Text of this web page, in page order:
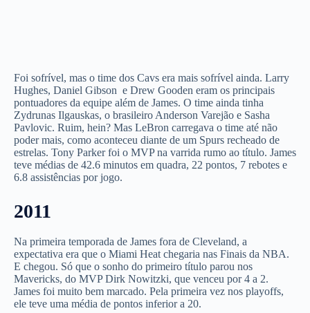
Foi sofrível, mas o time dos Cavs era mais sofrível ainda. Larry
Hughes, Daniel Gibson e Drew Gooden eram os principais
pontuadores da equipe além de James. O time ainda tinha
Zydrunas Ilgauskas, o brasileiro Anderson Varejão e Sasha
Pavlovic. Ruim, hein? Mas LeBron carregava o time até não
poder mais, como aconteceu diante de um Spurs recheado de
estrelas. Tony Parker foi o MVP na varrida rumo ao título. James
teve médias de 42.6 minutos em quadra, 22 pontos, 7 rebotes e
6.8 assistências por jogo.
2011
Na primeira temporada de James fora de Cleveland, a
expectativa era que o Miami Heat chegaria nas Finais da NBA.
E chegou. Só que o sonho do primeiro título parou nos
Mavericks, do MVP Dirk Nowitzki, que venceu por 4 a 2.
James foi muito bem marcado. Pela primeira vez nos playoffs,
ele teve uma média de pontos inferior a 20.